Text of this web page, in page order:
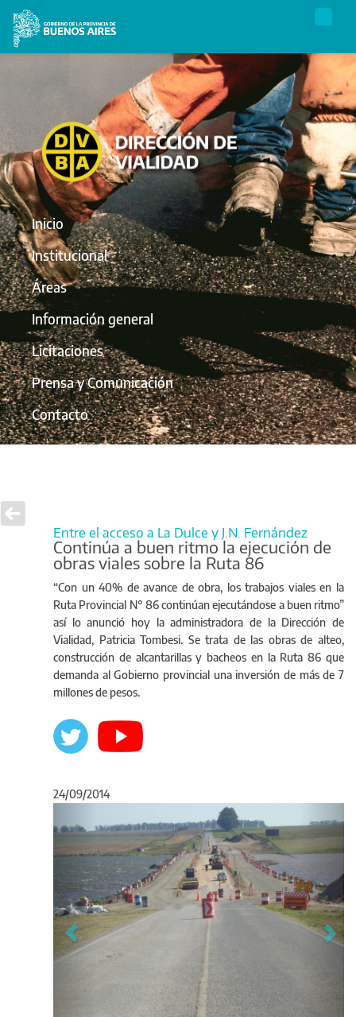
Inicio
Institucional
Áreas
Información general
Licitaciones
Prensa y Comunicación
Contacto
Entre el acceso a La Dulce y J.N. Fernández
Continúa a buen ritmo la ejecución de
obras viales sobre la Ruta 86
“Con un 40% de avance de obra, los trabajos viales en la
Ruta Provincial N° 86 continúan ejecutándose a buen ritmo”
así lo anunció hoy la administradora de la Dirección de
Vialidad, Patricia Tombesi. Se trata de las obras de alteo,
construcción de alcantarillas y bacheos en la Ruta 86 que
demanda al Gobierno provincial una inversión de más de 7
millones de pesos.
24/09/2014